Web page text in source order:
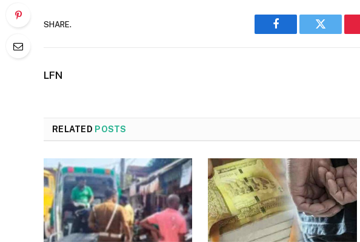
SHARE.
Facebook Twitter
LFN
RELATED POSTS